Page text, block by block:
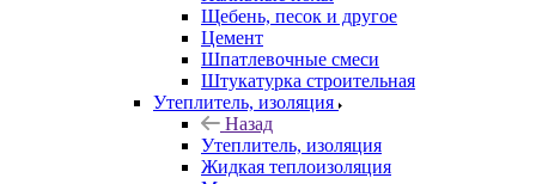
Щебень, песок и другое
Цемент
Шпатлевочные смеси
Штукатурка строительная
Утеплитель, изоляция
Назад
Утеплитель, изоляция
Жидкая теплоизоляция